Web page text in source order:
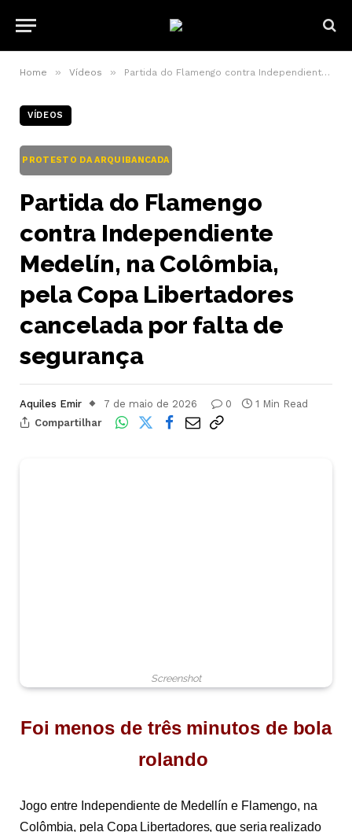
Home » Vídeos » Partida do Flamengo contra Independiente Medelín, na Colômbia, pela Copa Libertadores cancelada por falta de segurança
VÍDEOS
PROTESTO DA ARQUIBANCADA
Partida do Flamengo
contra Independiente
Medelín, na Colômbia,
pela Copa Libertadores
cancelada por falta de
segurança
Aquiles Emir 7 de maio de 2026 0
1 Min Read
Compartilhar
Screenshot
Foi menos de três minutos de bola
rolando
Jogo entre Independiente de Medellín e Flamengo, na
Colômbia, pela Copa Libertadores, que seria realizado